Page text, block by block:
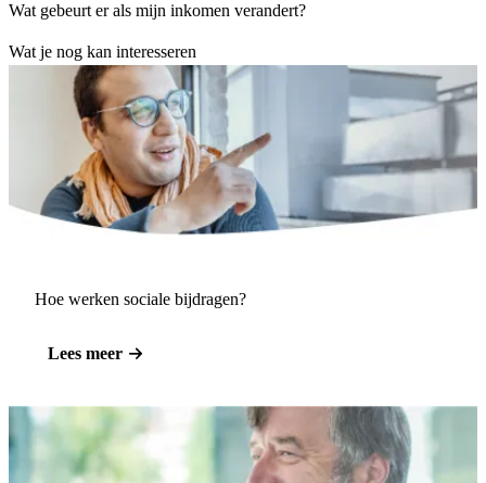
Wat gebeurt er als mijn inkomen verandert?
Wat je nog kan interesseren
Hoe werken sociale bijdragen?
Lees meer